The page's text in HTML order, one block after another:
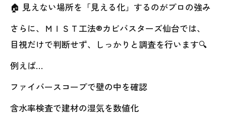
🏠 見えない場所を「見える化」するのがプロの強み
さらに、ＭＩＳＴ工法®カビバスターズ仙台では、
目視だけで判断せず、しっかりと調査を行います🔍
例えば…
ファイバースコープで壁の中を確認
含水率検査で建材の湿気を数値化